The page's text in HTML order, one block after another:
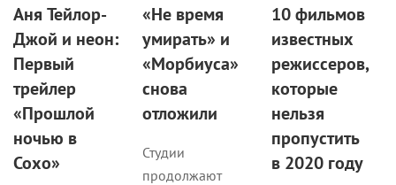
Аня Тейлор-
Джой и неон:
Первый
трейлер
«Прошлой
ночью в
Сохо»
«Не время
умирать» и
«Морбиуса»
снова
отложили
Студии
продолжают
10 фильмов
известных
режиссеров,
которые
нельзя
пропустить
в 2020 году